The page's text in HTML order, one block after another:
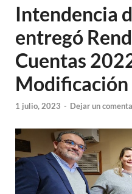
Intendencia
entregó
Cuentas
Modificación
1 julio, 2023 - Dejar un